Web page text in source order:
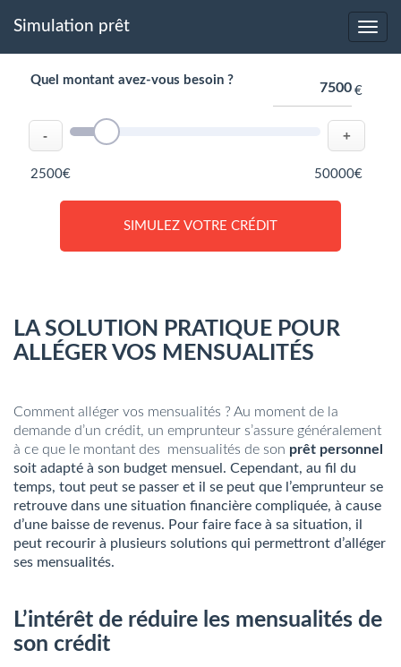
Simulation prêt
Quel montant avez-vous besoin ?
€
- +
2500€ 50000€
SIMULEZ VOTRE CRÉDIT
LA SOLUTION PRATIQUE POUR
ALLÉGER VOS MENSUALITÉS
Comment alléger vos mensualités ? Au moment de la
demande d’un crédit, un emprunteur s’assure généralement
à ce que le montant des mensualités de son prêt personnel
soit adapté à son budget mensuel. Cependant, au fil du
temps, tout peut se passer et il se peut que l’emprunteur se
retrouve dans une situation financière compliquée, à cause
d’une baisse de revenus. Pour faire face à sa situation, il
peut recourir à plusieurs solutions qui permettront d’alléger
ses mensualités.
L’intérêt de réduire les mensualités de
son crédit